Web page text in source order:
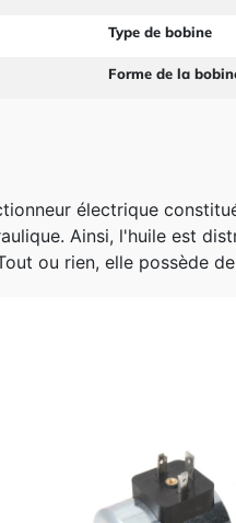
Type de bobine
Forme de la
électrique
Ainsi, l'huile est
ou rien, elle possède